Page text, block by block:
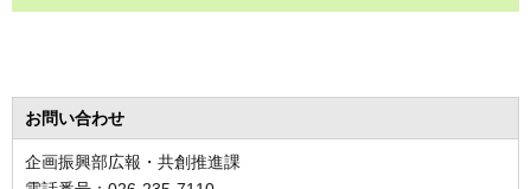
お問い合わせ
企画振興部広報・共創推進課